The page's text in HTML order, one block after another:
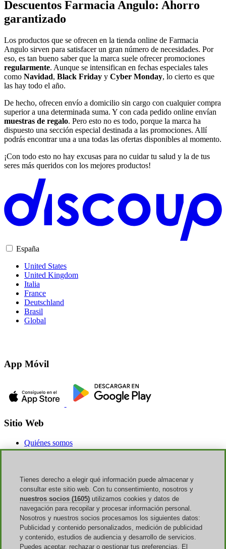
Descuentos Farmacia Angulo: Ahorro
garantizado
Los productos que se ofrecen en la tienda online de Farmacia
Angulo sirven para satisfacer un gran número de necesidades. Por
eso, es tan bueno saber que la marca suele ofrecer promociones
regularmente. Aunque se intensifican en fechas especiales tales
como Navidad, Black Friday y Cyber Monday, lo cierto es que
las hay todo el año.
De hecho, ofrecen envío a domicilio sin cargo con cualquier compra
superior a una determinada suma. Y con cada pedido online envían
muestras de regalo. Pero esto no es todo, porque la marca ha
dispuesto una sección especial destinada a las promociones. Allí
podrás encontrar una a una todas las ofertas disponibles al momento.
¡Con todo esto no hay excusas para no cuidar tu salud y la de tus
seres más queridos con los mejores productos!
España
United States
United Kingdom
Italia
France
Deutschland
Brasil
Global
App Móvil
Sitio Web
Quiénes somos
Publicidad
FAQ
T&C
Aviso legal
Transparencia
Equipo Discoup
Noticias
Todas las tiendas
Todas las categorías
Tienes derecho a elegir qué información puede almacenar y
consultar este sitio web. Con tu consentimiento, nosotros y
nuestros socios (1605) utilizamos cookies y datos de
navegación para recopilar y procesar información personal.
Nosotros y nuestros socios procesamos los siguientes datos:
Publicidad y contenido personalizados, medición de publicidad
y contenido, estudios de audiencia y desarrollo de servicios.
Puedes aceptar, rechazar o gestionar tus preferencias. El